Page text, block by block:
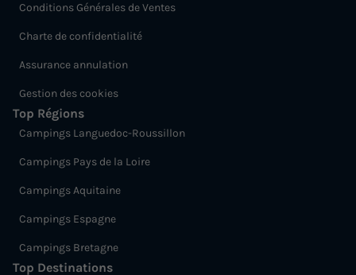
Conditions Générales de Ventes
Charte de confidentialité
Assurance annulation
Gestion des cookies
Top Régions
Campings Languedoc-Roussillon
Campings Pays de la Loire
Campings Aquitaine
Campings Espagne
Campings Bretagne
Top Destinations